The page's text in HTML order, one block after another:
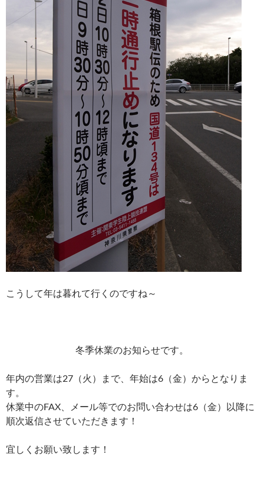
こうして年は暮れて行くのですね～
冬季休業のお知らせです。
年内の営業は27（火）まで、年始は6（金）からとなりま
す。
休業中のFAX、メール等でのお問い合わせは6（金）以降に
順次返信させていただきます！
宜しくお願い致します！